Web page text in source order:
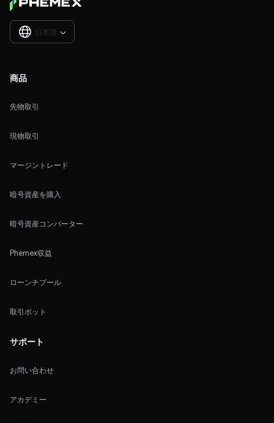
日本語 
商品
先物取引
現物取引
マージントレード
暗号資産を購入
暗号資産コンバーター
Phemex収益
ローンチプール
取引ボット
サポート
お問い合わせ
アカデミー